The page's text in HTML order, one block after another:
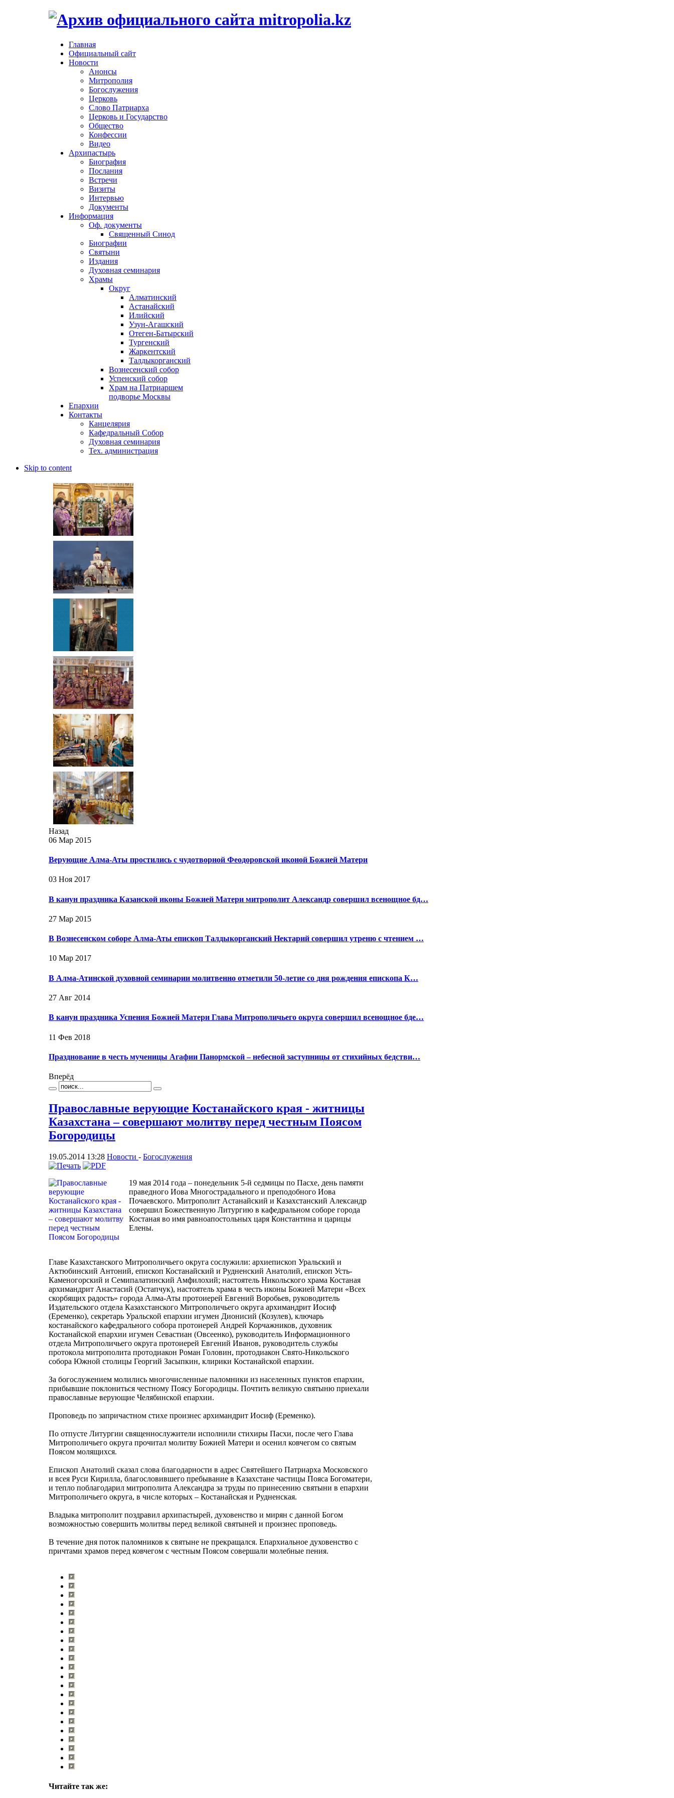
Главная
Официальный сайт
Новости
Анонсы
Митрополия
Богослужения
Церковь
Слово Патриарха
Церковь и Государство
Общество
Конфессии
Видео
Архипастырь
Биография
Послания
Встречи
Визиты
Интервью
Документы
Информация
Оф. документы
Священный Синод
Биографии
Святыни
Издания
Духовная семинария
Храмы
Округ
Алматинский
Астанайский
Илийский
Узун-Агашский
Отеген-Батырский
Тургенский
Жаркентский
Талдыкорганский
Вознесенский собор
Успенский собор
Храм на Патриаршем
подворье Москвы
Епархии
Контакты
Канцелярия
Кафедральный Собор
Духовная семинария
Тех. администрация
Skip to content
Назад
06 Мар 2015
Верующие Алма-Аты простились с чудотворной Феодоровской иконой Божией Матери
03 Ноя 2017
В канун праздника Казанской иконы Божией Матери митрополит Александр совершил всенощное бд…
27 Мар 2015
В Вознесенском соборе Алма-Аты епископ Талдыкорганский Нектарий совершил утреню с чтением …
10 Мар 2017
В Алма-Атинской духовной семинарии молитвенно отметили 50-летие со дня рождения епископа К…
27 Авг 2014
В канун праздника Успения Божией Матери Глава Митрополичьего округа совершил всенощное бде…
11 Фев 2018
Празднование в честь мученицы Агафии Панормской – небесной заступницы от стихийных бедстви…
Вперёд
Православные верующие Костанайского края - житницы
Казахстана – совершают молитву перед честным Поясом
Богородицы
19.05.2014 13:28 Новости - Богослужения
19 мая 2014 года – понедельник 5-й седмицы по Пасхе, день памяти
праведного Иова Многострадального и преподобного Иова
Почаевского. Митрополит Астанайский и Казахстанский Александр
совершил Божественную Литургию в кафедральном соборе города
Костаная во имя равноапостольных царя Константина и царицы
Елены.
Главе Казахстанского Митрополичьего округа сослужили: архиепископ Уральский и
Актюбинский Антоний, епископ Костанайский и Рудненский Анатолий, епископ Усть-
Каменогорский и Семипалатинский Амфилохий; настоятель Никольского храма Костаная
архимандрит Анастасий (Остапчук), настоятель храма в честь иконы Божией Матери «Всех
скорбящих радость» города Алма-Аты протоиерей Евгений Воробьев, руководитель
Издательского отдела Казахстанского Митрополичьего округа архимандрит Иосиф
(Еременко), секретарь Уральской епархии игумен Дионисий (Козулев), ключарь
костанайского кафедрального собора протоиерей Андрей Корчажников, духовник
Костанайской епархии игумен Севастиан (Овсеенко), руководитель Информационного
отдела Митрополичьего округа протоиерей Евгений Иванов, руководитель службы
протокола митрополита протодиакон Роман Головин, протодиакон Свято-Никольского
собора Южной столицы Георгий Засыпкин, клирики Костанайской епархии.
За богослужением молились многочисленные паломники из населенных пунктов епархии,
прибывшие поклониться честному Поясу Богородицы. Почтить великую святыню приехали
православные верующие Челябинской епархии.
Проповедь по запричастном стихе произнес архимандрит Иосиф (Еременко).
По отпусте Литургии священнослужители исполнили стихиры Пасхи, после чего Глава
Митрополичьего округа прочитал молитву Божией Матери и осенил ковчегом со святым
Поясом молящихся.
Епископ Анатолий сказал слова благодарности в адрес Святейшего Патриарха Московского
и всея Руси Кирилла, благословившего пребывание в Казахстане частицы Пояса Богоматери,
и тепло поблагодарил митрополита Александра за труды по принесению святыни в епархии
Митрополичьего округа, в числе которых – Костанайская и Рудненская.
Владыка митрополит поздравил архипастырей, духовенство и мирян с данной Богом
возможностью совершить молитвы перед великой святыней и произнес проповедь.
В течение дня поток паломников к святыне не прекращался. Епархиальное духовенство с
причтами храмов перед ковчегом с честным Поясом совершали молебные пения.
Читайте так же: